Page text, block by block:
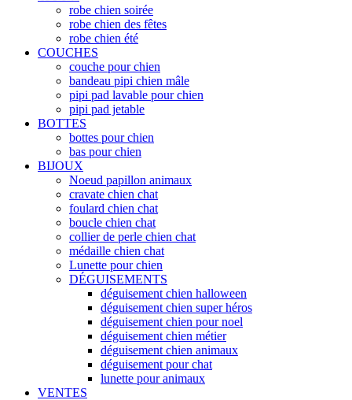
robe chien soirée
robe chien des fêtes
robe chien été
COUCHES
couche pour chien
bandeau pipi chien mâle
pipi pad lavable pour chien
pipi pad jetable
BOTTES
bottes pour chien
bas pour chien
BIJOUX
Noeud papillon animaux
cravate chien chat
foulard chien chat
boucle chien chat
collier de perle chien chat
médaille chien chat
Lunette pour chien
DÉGUISEMENTS
déguisement chien halloween
déguisement chien super héros
déguisement chien pour noel
déguisement chien métier
déguisement chien animaux
déguisement pour chat
lunette pour animaux
VENTES